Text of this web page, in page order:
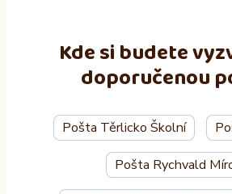
Kde si budete
doporučenou
Pošta Těrlicko Školní
Pošta Rychvald